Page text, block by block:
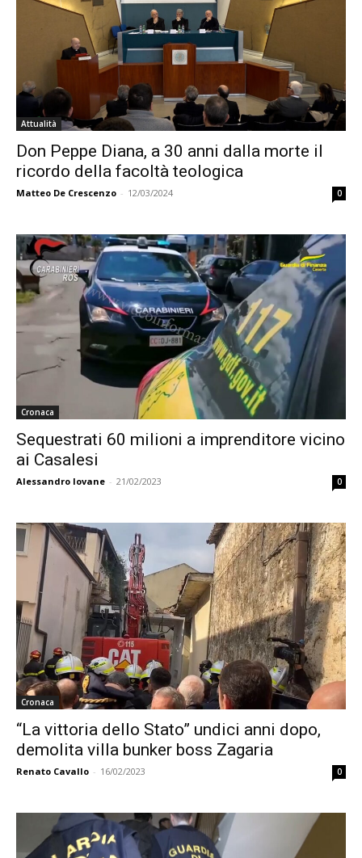
Attualità
Don Peppe Diana, a 30 anni dalla morte il
ricordo della facoltà teologica
Matteo De Crescenzo - 12/03/2024 0
Cronaca
Sequestrati 60 milioni a imprenditore vicino
ai Casalesi
Alessandro Iovane - 21/02/2023 0
Cronaca
“La vittoria dello Stato” undici anni dopo,
demolita villa bunker boss Zagaria
Renato Cavallo - 16/02/2023 0